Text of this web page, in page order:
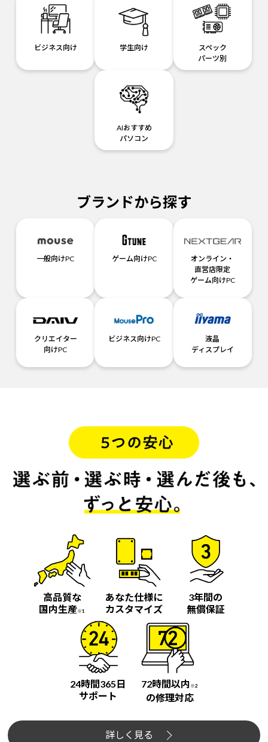
ビジネス向け 学生向け
スペック
パーツ別
AIおすすめ
パソコン
ブランドから探す
一般向けPC ゲーム向けPC
オンライン・
直営店限定
ゲーム向けPC
クリエイター
向けPC
ビジネス向けPC
液晶
ディスプレイ
高品質な
国内生産※1
あなた仕様に
カスタマイズ
3年間の
無償保証
24時間365日
サポート
72時間以内 ※2
の修理対応
詳しく見る